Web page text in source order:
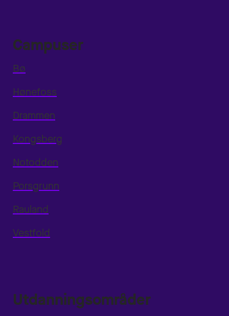
Campuser
Bø
Hønefoss
Drammen
Kongsberg
Notodden
Porsgrunn
Rauland
Vestfold
Utdanningsområder